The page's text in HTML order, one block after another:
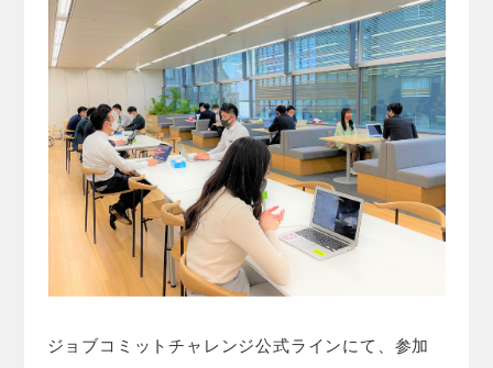
ジョブコミットチャレンジ公式ラインにて、参加